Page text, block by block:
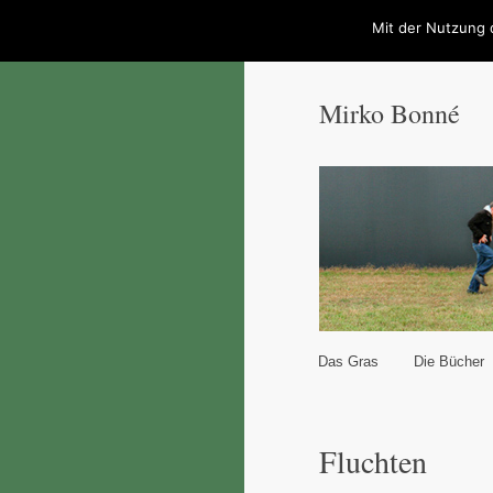
Mirko Bonné
Zum Inhalt wechseln
Zum sekundären
Das Gras Die Bücher
Fluchten
Mit der Nutzung